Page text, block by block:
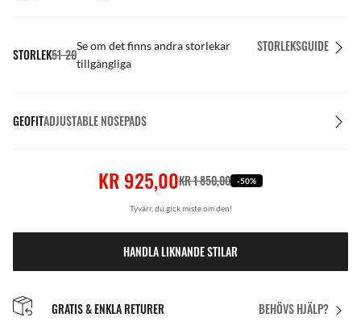
STORLEK51-20
Se om det finns andra storlekar
tillgängliga
STORLEKSGUIDE
GEOFITADJUSTABLE NOSEPADS
KR 925,00KR 1 850,00 -50%
Tyvärr, du gick miste om den!
HANDLA LIKNANDE STILAR
BEHÖVS HJÄLP?
GRATIS & ENKLA RETURER